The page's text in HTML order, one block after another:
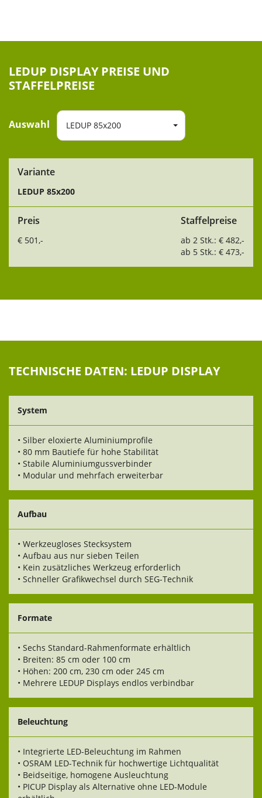
LEDUP DISPLAY PREISE UND
STAFFELPREISE
Auswahl LEDUP 85x200
Variante
LEDUP 85x200
Preis
€ 501,-
Staffelpreise
ab 2 Stk.: € 482,-
ab 5 Stk.: € 473,-
TECHNISCHE DATEN: LEDUP DISPLAY
System
• Silber eloxierte Aluminiumprofile
• 80 mm Bautiefe für hohe Stabilität
• Stabile Aluminiumgussverbinder
• Modular und mehrfach erweiterbar
Aufbau
• Werkzeugloses Stecksystem
• Aufbau aus nur sieben Teilen
• Kein zusätzliches Werkzeug erforderlich
• Schneller Grafikwechsel durch SEG-Technik
Formate
• Sechs Standard-Rahmenformate erhältlich
• Breiten: 85 cm oder 100 cm
• Höhen: 200 cm, 230 cm oder 245 cm
• Mehrere LEDUP Displays endlos verbindbar
Beleuchtung
• Integrierte LED-Beleuchtung im Rahmen
• OSRAM LED-Technik für hochwertige Lichtqualität
• Beidseitige, homogene Ausleuchtung
• PICUP Display als Alternative ohne LED-Module